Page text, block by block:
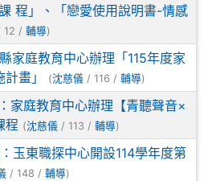
程」、「戀愛使用說明書-情感
12 / 輔導)
家庭教育中心辦理「115年度家
畫」
(沈慈儀 / 116 / 輔導)
家庭教育中心辦理【青聽聲音×
程 (沈慈儀 / 113 / 輔導)
玉東職探中心開設114學年度第
/ 148 / 輔導)